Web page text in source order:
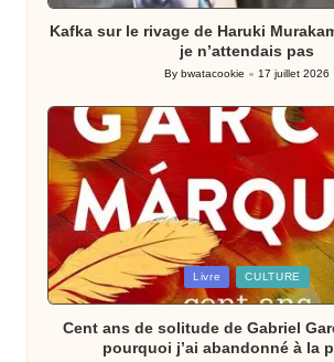
Kafka sur le rivage de Haruki
je n’attendais pas
Posted
By bwatacookie 17 juillet 2026
Posted
in
Livre CULTURE
Cent ans de solitude de Gabriel
pourquoi j’ai abandonné à la